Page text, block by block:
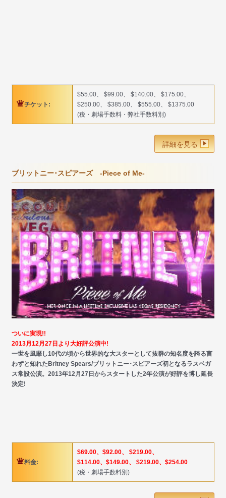
チケット:
$55.00、 $99.00、 $140.00、 $175.00、
$250.00、 $385.00、 $555.00、 $1375.00
(税・劇場手数料・弊社手数料別)
詳細を見る
ブリットニー･スピアーズ -Piece of Me-
ついに実現!!
2013月12月27日より大好評公演中!
一世を風靡し10代の頃から世界的な大スターとして抜群の知名度を誇る言
わずと知れたBritney Spears/ブリットニー･スピアーズ初となるラスベガ
ス常設公演。2013年12月27日からスタートした2年公演が好評を博し延長
決定!
料金:
$69.00、$92.00、 $219.00、
$114.00、$149.00、 $219.00、$254.00
(税・劇場手数料別)